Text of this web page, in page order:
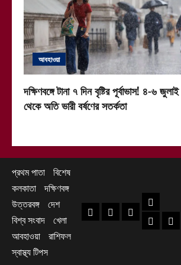
আবহাওয়া
দক্ষিণবঙ্গে টানা ৭ দিন বৃষ্টির পূর্বাভাস! ৪-৬ জুলাই
থেকে অতি ভারী বর্ষণের সতর্কতা
প্রথম পাতা বিশেষ
কলকাতা দক্ষিণবঙ্গ
উত্তরবঙ্গ দেশ
বিশ্ব সংবাদ খেলা
আবহাওয়া রাশিফল
স্বাস্থ্য টিপস
প্রথম পাতা
বিশেষ কলকাতা
দক্ষিণবঙ্গ
হাওড়া খবর